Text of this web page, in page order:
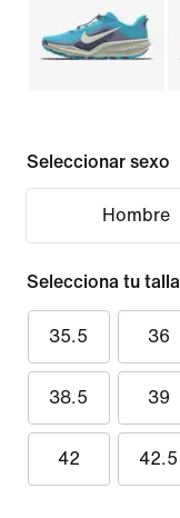
Seleccionar sexo
Hombre
Selecciona tu talla
35.5 36
38.5 39
42 42.5